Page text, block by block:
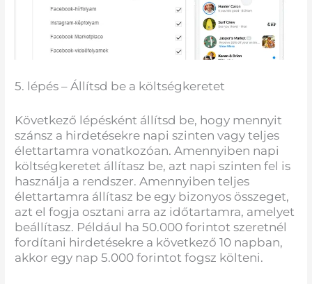
5. lépés – Állítsd be a költségkeretet
Következő lépésként állítsd be, hogy mennyit
szánsz a hirdetésekre napi szinten vagy teljes
élettartamra vonatkozóan. Amennyiben napi
költségkeretet állítasz be, azt napi szinten fel is
használja a rendszer. Amennyiben teljes
élettartamra állítasz be egy bizonyos összeget,
azt el fogja osztani arra az időtartamra, amelyet
beállítasz. Például ha 50.000 forintot szeretnél
fordítani hirdetésekre a következő 10 napban,
akkor egy nap 5.000 forintot fogsz költeni.